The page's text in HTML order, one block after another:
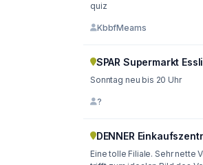
quiz
KbbfMeams
SPAR Supermarkt
Sonntag neu bis 20 Uhr
?
DENNER
Eine tolle Filiale. Sehr nette